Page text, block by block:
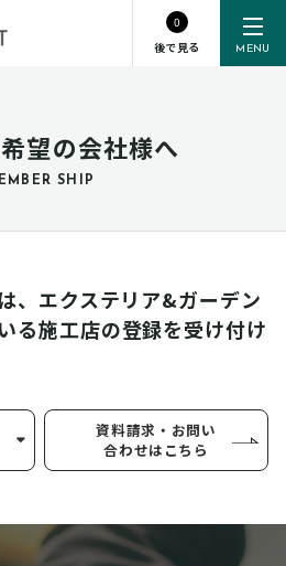
MENU
0
後で見る
望の会社様へ
SHIP
、エクステリア&ガーデン
る施工店の登録を受け付け
資料請求・お問い
合わせはこちら